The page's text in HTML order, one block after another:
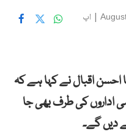
| اپ
احسن اقبال نے کہا ہے کہ
اداروں کی طرف بھی جا
دیں گے۔